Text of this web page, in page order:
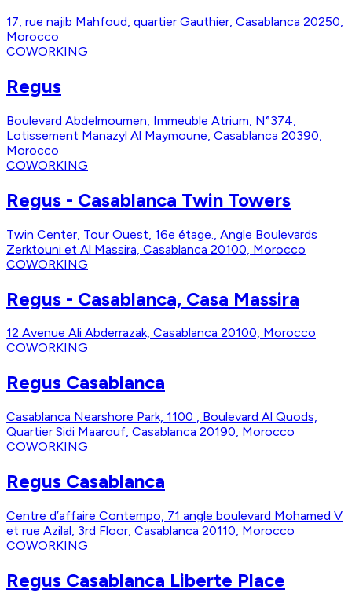
17, rue najib Mahfoud, quartier Gauthier, Casablanca 20250,
Morocco
COWORKING
Regus
Boulevard Abdelmoumen, Immeuble Atrium, N°374,
Lotissement Manazyl Al Maymoune, Casablanca 20390,
Morocco
COWORKING
Regus - Casablanca Twin Towers
Twin Center, Tour Ouest, 16e étage., Angle Boulevards
Zerktouni et Al Massira, Casablanca 20100, Morocco
COWORKING
Regus - Casablanca, Casa Massira
12 Avenue Ali Abderrazak, Casablanca 20100, Morocco
COWORKING
Regus Casablanca
Casablanca Nearshore Park, 1100 , Boulevard Al Quods,
Quartier Sidi Maarouf, Casablanca 20190, Morocco
COWORKING
Regus Casablanca
Centre d’affaire Contempo, 71 angle boulevard Mohamed V
et rue Azilal, 3rd Floor, Casablanca 20110, Morocco
COWORKING
Regus Casablanca Liberte Place